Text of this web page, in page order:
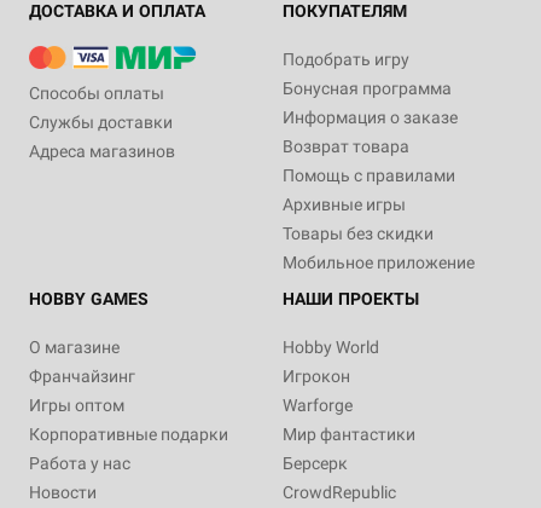
ДОСТАВКА И ОПЛАТА
Способы оплаты
Службы доставки
Адреса магазинов
ПОКУПАТЕЛЯМ
Подобрать игру
Бонусная программа
Информация о заказе
Возврат товара
Помощь с правилами
Архивные игры
Товары без скидки
Мобильное приложение
HOBBY GAMES
О магазине
Франчайзинг
Игры оптом
Корпоративные подарки
Работа у нас
Новости
НАШИ ПРОЕКТЫ
Hobby World
Игрокон
Warforge
Мир фантастики
Берсерк
CrowdRepublic